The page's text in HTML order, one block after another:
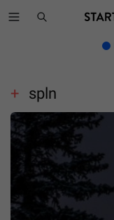
spln